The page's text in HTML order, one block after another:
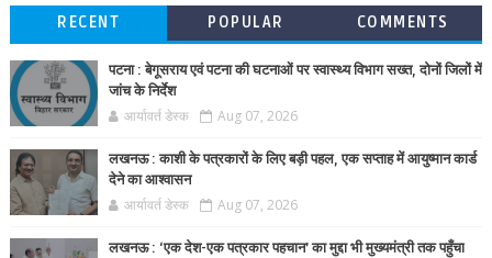
RECENT POPULAR COMMENTS
पटना : बेगूसराय एवं पटना की घटनाओं पर स्वास्थ्य विभाग सख्त, दोनों जिलों में
जांच के निर्देश
आर्यावर्त डेस्क Aug 07, 2026
लखनऊ : काशी के पत्रकारों के लिए बड़ी पहल, एक सप्ताह में आयुष्मान कार्ड
देने का आश्वासन
आर्यावर्त डेस्क Aug 07, 2026
लखनऊ : ‘एक देश-एक पत्रकार पहचान’ का मुद्दा भी मुख्यमंत्री तक पहुँचा